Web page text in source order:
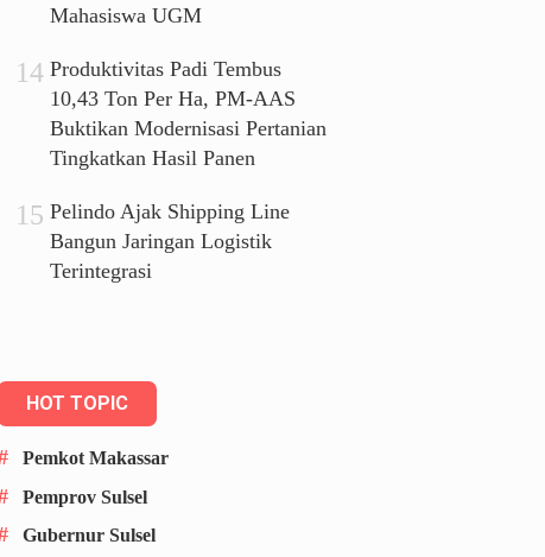
Mahasiswa UGM
Produktivitas Padi Tembus
10,43 Ton Per Ha, PM-AAS
Buktikan Modernisasi Pertanian
Tingkatkan Hasil Panen
Pelindo Ajak Shipping Line
Bangun Jaringan Logistik
Terintegrasi
HOT TOPIC
Pemkot Makassar
Pemprov Sulsel
Gubernur Sulsel